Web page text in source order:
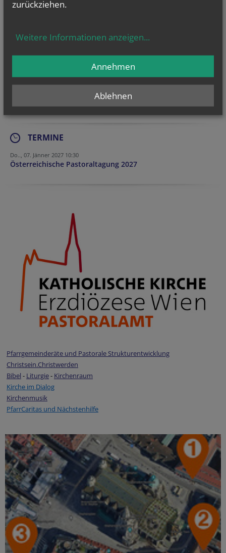
Stefan Lobnig, Leiter des Bereichs Pfarrgemeinderäte und Pastorale
vorherige
TERMINE
Do.., 07. Jänner 2027 10:30
Österreichische Pastoraltagung 2027
Pfarrgemeinderäte und Pastorale Strukturentwicklung
Christsein.Christwerden
Bibel - Liturgie- Kirchenraum
Kirche im Dialog
Kirchenmusik
PfarrCaritas und Nächstenhilfe
zurückziehen.
Weitere Informationen anzeigen...
Ablehnen
Annehmen